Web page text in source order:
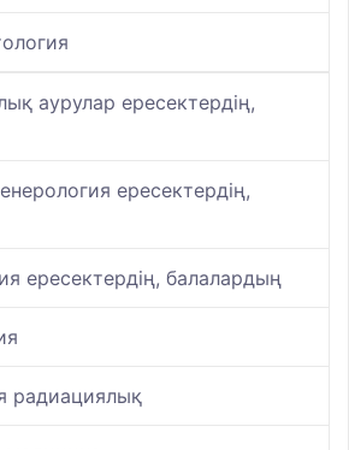
аурулар ересектердің,
ересектердің,
ересектердің, балалардың
радиациялық